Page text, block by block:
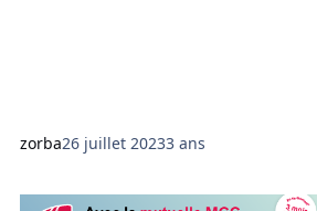
zorba26 juillet 20233 ans